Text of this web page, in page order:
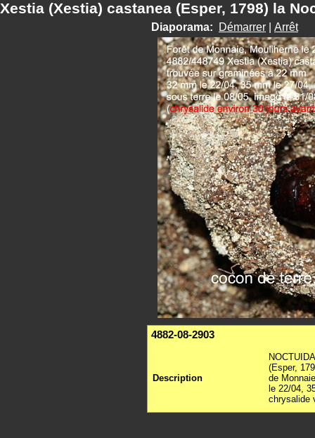
Xestia (Xestia) castanea (Esper, 1798) la
Diaporama: Démarrer Arrêt
4882-08-2903
Description
(Esper,
de
le 22/04,
chrysalide